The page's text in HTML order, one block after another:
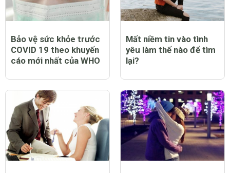
Bảo vệ sức khỏe trước
COVID 19 theo khuyến
cáo mới nhất của WHO
Mất niềm tin vào tình
yêu làm thế nào để tìm
lại?